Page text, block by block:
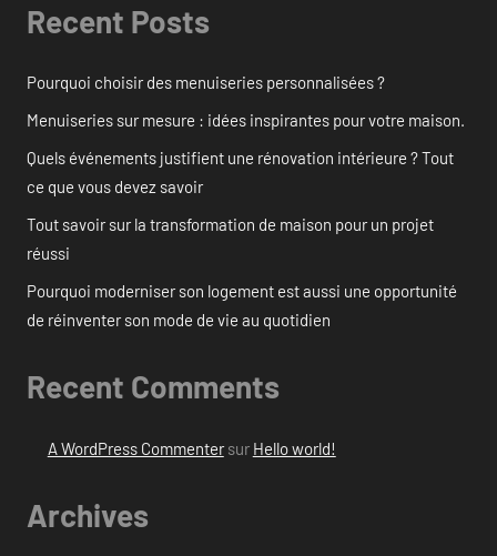
Recent Posts
Pourquoi choisir des menuiseries personnalisées ?
Menuiseries sur mesure : idées inspirantes pour votre maison.
Quels événements justifient une rénovation intérieure ? Tout
ce que vous devez savoir
Tout savoir sur la transformation de maison pour un projet
réussi
Pourquoi moderniser son logement est aussi une opportunité
de réinventer son mode de vie au quotidien
Recent Comments
A WordPress Commentersur Hello world!
Archives